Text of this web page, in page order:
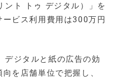
ト トゥ デジタル）」を
ビス利用費用は300万円
ジタルと紙の広告の効
を店舗単位で把握し、